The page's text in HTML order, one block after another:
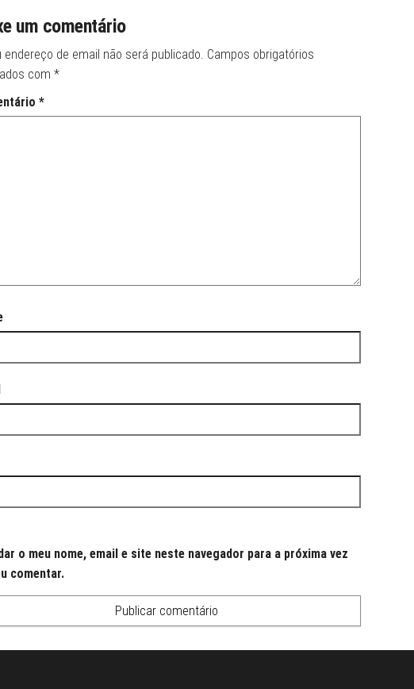
um comentário
endereço de email não será publicado. Campos obrigatórios
com *
*
o meu nome, email e site neste navegador para a próxima vez
comentar.